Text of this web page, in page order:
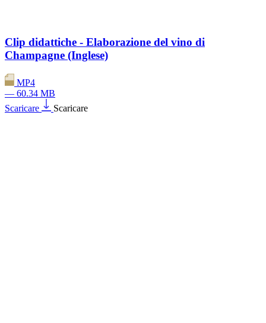
Clip didattiche - Elaborazione del vino di
Champagne (Inglese)
MP4
— 60.34 MB
Scaricare
Scaricare